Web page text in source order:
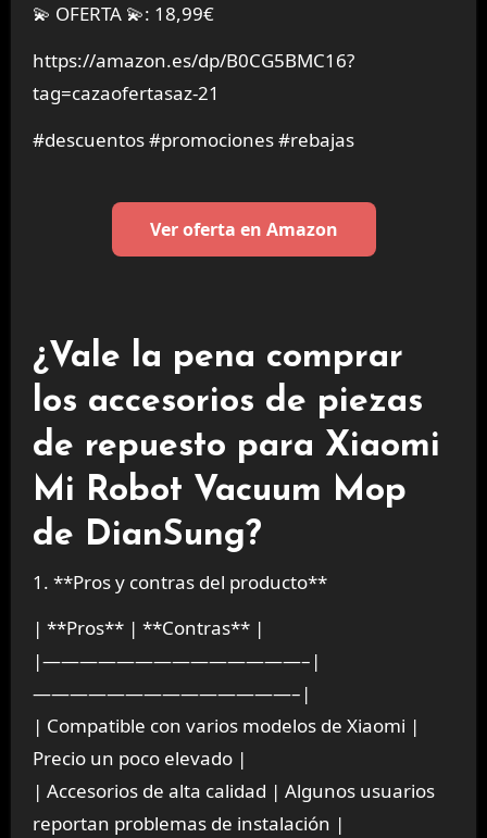
💫 OFERTA 💫: 18,99€
https://amazon.es/dp/B0CG5BMC16?
tag=cazaofertasaz-21
#descuentos #promociones #rebajas
Ver oferta en Amazon
¿Vale la pena comprar
los accesorios de piezas
de repuesto para Xiaomi
Mi Robot Vacuum Mop
de DianSung?
1. **Pros y contras del producto**
| **Pros** | **Contras** |
|——————————————–|
——————————————–|
| Compatible con varios modelos de Xiaomi |
Precio un poco elevado |
| Accesorios de alta calidad | Algunos usuarios
reportan problemas de instalación |